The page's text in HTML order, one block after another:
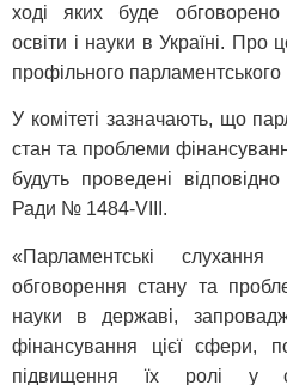
ході яких буде
освіти і науки в Україні. Про
профільного парламентського
У комітеті зазначають, що
стан та проблеми
будуть проведені
Ради № 1484-VІІІ.
«Парламентські
обговорення стану та
науки в державі,
фінансування цієї сфери,
підвищення їх ролі у